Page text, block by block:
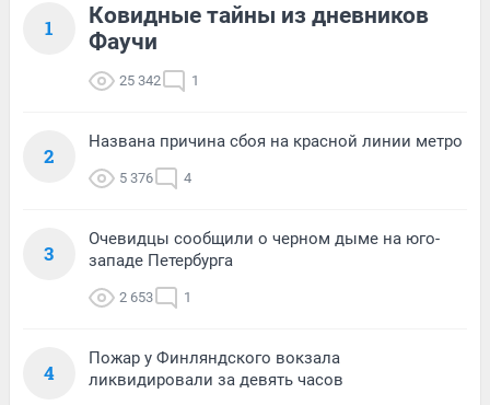
1
Ковидные тайны из дневников
Фаучи
25 342 1
2
Названа причина сбоя на красной линии метро
5 376 4
3
Очевидцы сообщили о черном дыме на юго-
западе Петербурга
2 653 1
4
Пожар у Финляндского вокзала
ликвидировали за девять часов